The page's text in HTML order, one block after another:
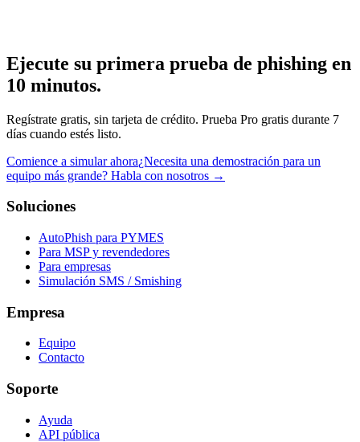
Ejecute su primera prueba de phishing en
10 minutos.
Regístrate gratis, sin tarjeta de crédito. Prueba Pro gratis durante 7
días cuando estés listo.
Comience a simular ahora¿Necesita una demostración para un
equipo más grande? Habla con nosotros →
Soluciones
AutoPhish para PYMES
Para MSP y revendedores
Para empresas
Simulación SMS / Smishing
Empresa
Equipo
Contacto
Soporte
Ayuda
API pública